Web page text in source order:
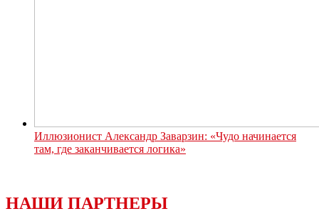
Иллюзионист Александр Заварзин: «Чудо начинается
там, где заканчивается логика»
НАШИ ПАРТНЕРЫ